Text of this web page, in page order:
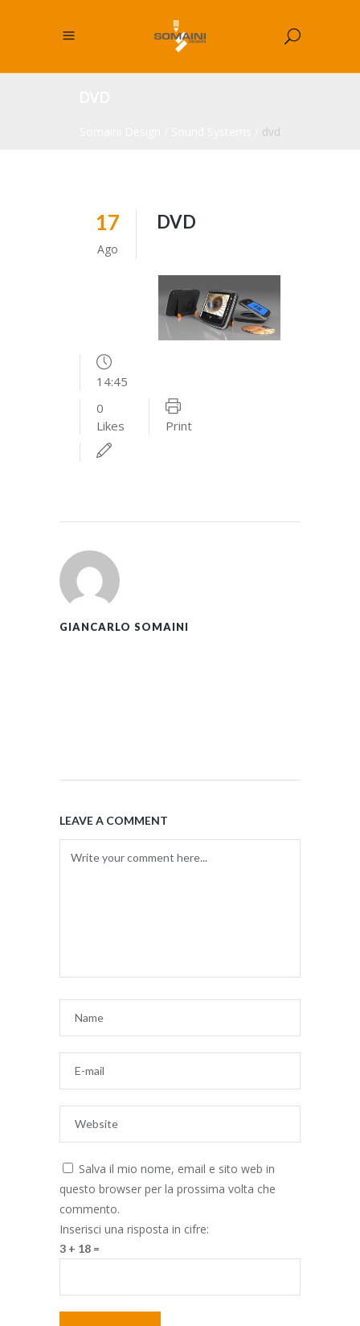
dvd
17
Ago
DVD
14:45
0
Likes
Print
GIANCARLO SOMAINI
LEAVE A COMMENT
Salva il mio nome, email e sito web in
questo browser per la prossima volta che
commento.
Inserisci una risposta in cifre:
3 + 18 =